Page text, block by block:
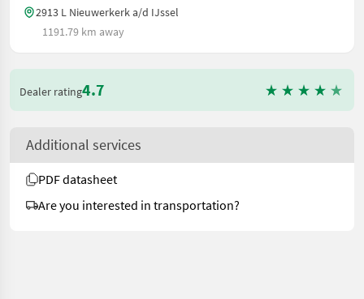
2913 L Nieuwerkerk a/d IJssel
1191.79 km away
Dealer rating4.7
Additional services
PDF datasheet
Are you interested in transportation?